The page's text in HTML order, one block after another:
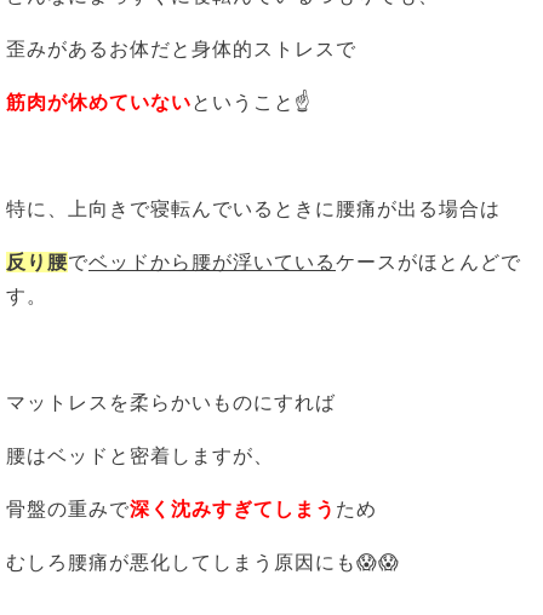
歪みがあるお体だと身体的ストレスで
筋肉が休めていないということ☝
特に、上向きで寝転んでいるときに腰痛が出る場合は
反り腰でベッドから腰が浮いているケースがほとんどで
す。
マットレスを柔らかいものにすれば
腰はベッドと密着しますが、
骨盤の重みで深く沈みすぎてしまう ため
むしろ腰痛が悪化してしまう原因にも😱😱